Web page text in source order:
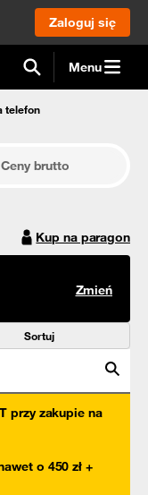
Zaloguj się
Menu
telefon
Ceny brutto
Kup na paragon
Zmień
Sortuj
przy zakupie na
o 450 zł +